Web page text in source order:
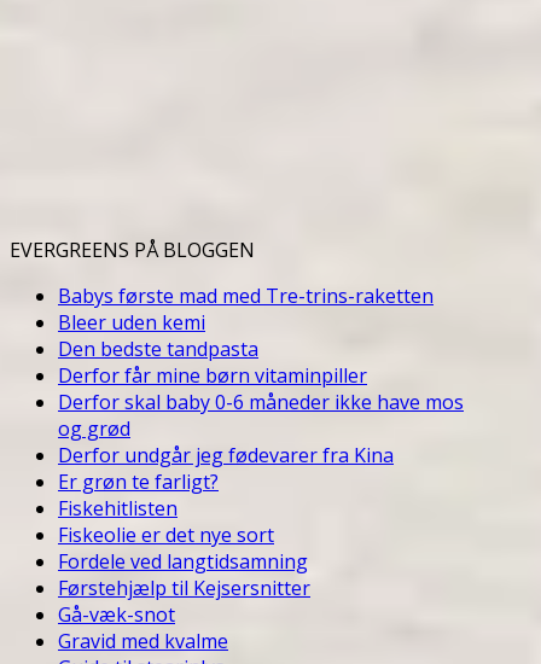
EVERGREENS PÅ BLOGGEN
Babys første mad med Tre-trins-raketten
Bleer uden kemi
Den bedste tandpasta
Derfor får mine børn vitaminpiller
Derfor skal baby 0-6 måneder ikke have mos
og grød
Derfor undgår jeg fødevarer fra Kina
Er grøn te farligt?
Fiskehitlisten
Fiskeolie er det nye sort
Fordele ved langtidsamning
Førstehjælp til Kejsersnitter
Gå-væk-snot
Gravid med kvalme